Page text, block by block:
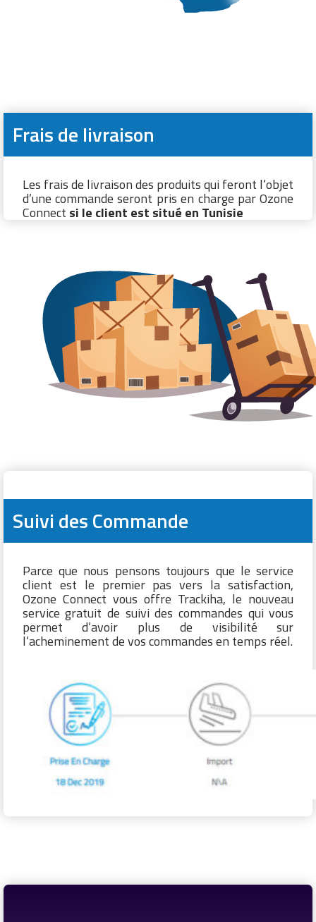
Frais de livraison
Les frais de livraison des produits qui feront l’objet
d’une commande seront pris en charge par Ozone
Connect si le client est situé en Tunisie
Suivi des Commande​
Parce que nous pensons toujours que le service
client est le premier pas vers la satisfaction,
Ozone Connect vous offre Trackiha, le nouveau
service gratuit de suivi des commandes qui vous
permet d’avoir plus de visibilité sur
l’acheminement de vos commandes en temps réel.